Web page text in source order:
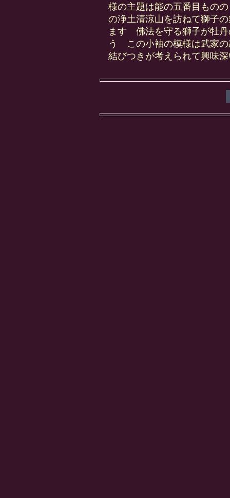
様の主題は能の五番目もの
の浄土清涼山を訪ねて獅子
ます 佛法を守る獅子が牡丹
う この小袖の模様は武家の
結びつきが考えられて興味